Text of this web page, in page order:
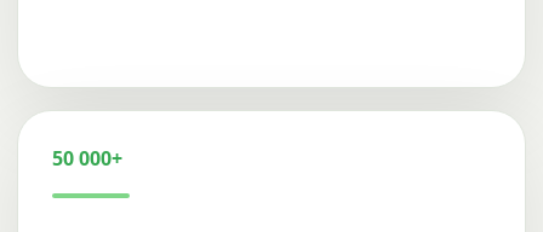
50 000+